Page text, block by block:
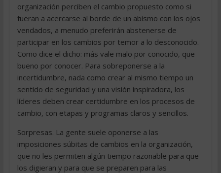
organización perciben el cambio propuesto como si
fueran a acercarse al borde de un abismo con los ojos
vendados, a menudo preferirán abstenerse de
participar en los cambios por temor a lo desconocido.
Como dice el dicho: más vale malo por conocido, que
bueno por conocer. Para sobreponerse a la
incertidumbre, nada como crear al mismo tiempo un
sentido de seguridad y una visión inspiradora, los
líderes deben crear certidumbre en los procesos de
cambio, con etapas y programas claros y sencillos.
Sorpresas. La gente suele oponerse a las
imposiciones súbitas de cambios en la organización,
que no les permiten algún tiempo razonable para que
los digieran y para que se preparen para las